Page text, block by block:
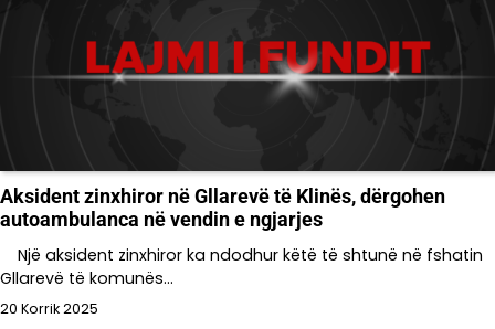
Aksident zinxhiror në Gllarevë të Klinës, dërgohen
autoambulanca në vendin e ngjarjes
Një aksident zinxhiror ka ndodhur këtë të shtunë në fshatin
Gllarevë të komunës…
20 Korrik 2025